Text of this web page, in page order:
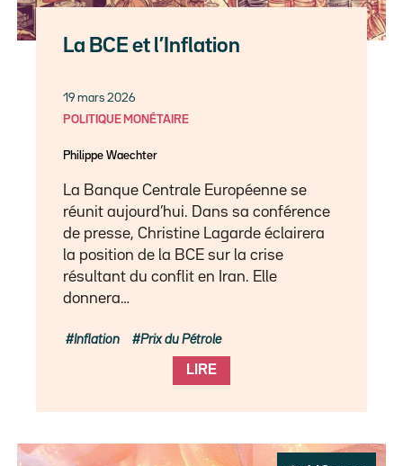
La BCE et l’Inflation
19 mars 2026
POLITIQUE MONÉTAIRE
Philippe Waechter
La Banque Centrale Européenne se
réunit aujourd’hui. Dans sa conférence
de presse, Christine Lagarde éclairera
la position de la BCE sur la crise
résultant du conflit en Iran. Elle
donnera…
LIRE
Inflation Prix du Pétrole